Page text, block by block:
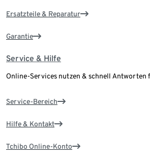
Ersatzteile & Reparatur
Garantie
Service & Hilfe
Online-Services nutzen & schnell Antworten
Service-Bereich
Hilfe & Kontakt
Tchibo Online-Konto